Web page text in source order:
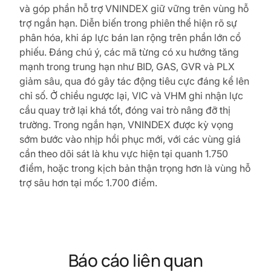
và góp phần hỗ trợ VNINDEX giữ vững trên vùng hỗ
trợ ngắn hạn. Diễn biến trong phiên thể hiện rõ sự
phân hóa, khi áp lực bán lan rộng trên phần lớn cổ
phiếu. Đáng chú ý, các mã từng có xu hướng tăng
mạnh trong trung hạn như BID, GAS, GVR và PLX
giảm sâu, qua đó gây tác động tiêu cực đáng kể lên
chỉ số. Ở chiều ngược lại, VIC và VHM ghi nhận lực
cầu quay trở lại khá tốt, đóng vai trò nâng đỡ thị
trường. Trong ngắn hạn, VNINDEX được kỳ vọng
sớm bước vào nhịp hồi phục mới, với các vùng giá
cần theo dõi sát là khu vực hiện tại quanh 1.750
điểm, hoặc trong kịch bản thận trọng hơn là vùng hỗ
trợ sâu hơn tại mốc 1.700 điểm.
Báo cáo liên quan